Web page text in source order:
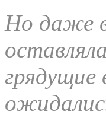
Но даже